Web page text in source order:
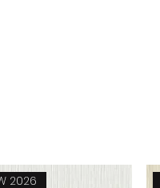
2026